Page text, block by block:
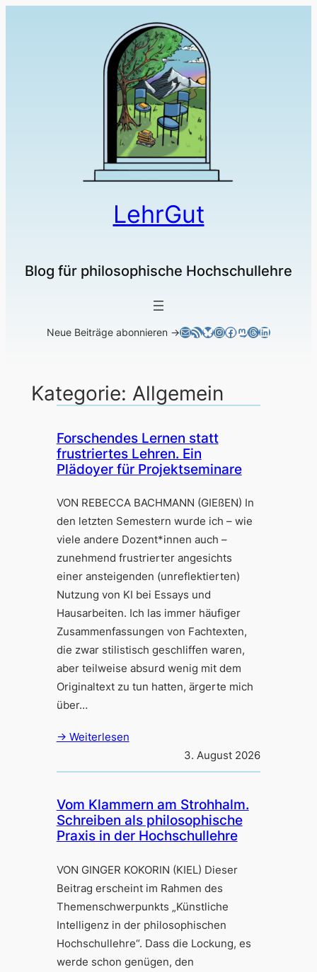
LehrGut
Blog für philosophische Hochschullehre
Neue Beiträge abonnieren →E-MailRSS-FeedBluesky
Instagram
Facebook
Mastodon
Threads
LinkedIn
Kategorie: Allgemein
Forschendes Lernen statt
frustriertes Lehren. Ein
Plädoyer für Projektseminare
VON REBECCA BACHMANN (GIEßEN) In
den letzten Semestern wurde ich – wie
viele andere Dozent*innen auch –
zunehmend frustrierter angesichts
einer ansteigenden (unreflektierten)
Nutzung von KI bei Essays und
Hausarbeiten. Ich las immer häufiger
Zusammenfassungen von Fachtexten,
die zwar stilistisch geschliffen waren,
aber teilweise absurd wenig mit dem
Originaltext zu tun hatten, ärgerte mich
über…
→ Weiterlesen
3. August 2026
Vom Klammern am Strohhalm.
Schreiben als philosophische
Praxis in der Hochschullehre
VON GINGER KOKORIN (KIEL) Dieser
Beitrag erscheint im Rahmen des
Themenschwerpunkts „Künstliche
Intelligenz in der philosophischen
Hochschullehre“. Dass die Lockung, es
werde schon genügen, den